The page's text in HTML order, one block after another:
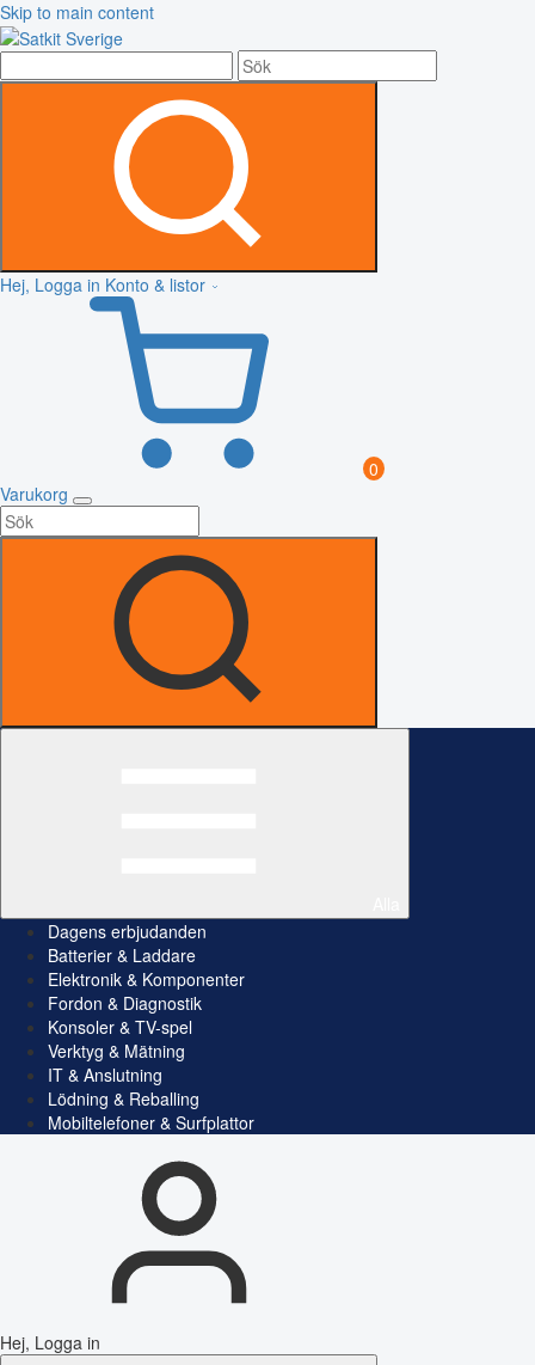
Skip to main content
Hej, Logga in Konto & listor
0
Varukorg
Dagens erbjudanden
Batterier & Laddare
Elektronik & Komponenter
Fordon & Diagnostik
Konsoler & TV-spel
Verktyg & Mätning
IT & Anslutning
Lödning & Reballing
Mobiltelefoner & Surfplattor
Hej, Logga in